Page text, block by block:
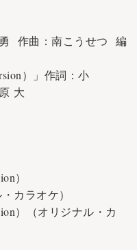
勇 作曲：南こうせつ 編
）」作詞：小
大
）
カラオケ）
）（オリジナル・カ